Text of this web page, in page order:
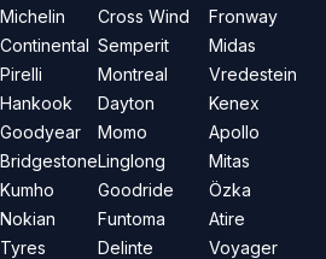
Michelin
Continental
Pirelli
Hankook
Goodyear
Bridgestone
Kumho
Nokian
Tyres
Cross Wind
Semperit
Montreal
Dayton
Momo
Linglong
Goodride
Funtoma
Delinte
Fronway
Midas
Vredestein
Kenex
Apollo
Mitas
Özka
Atire
Voyager